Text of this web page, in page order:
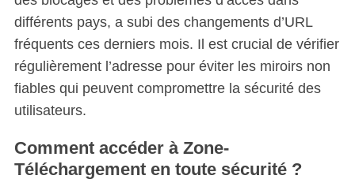
différents pays, a subi des changements d’URL
fréquents ces derniers mois. Il est crucial de vérifier
régulièrement l’adresse pour éviter les miroirs non
fiables qui peuvent compromettre la sécurité des
utilisateurs.
Comment accéder à Zone-
Téléchargement en toute sécurité ?